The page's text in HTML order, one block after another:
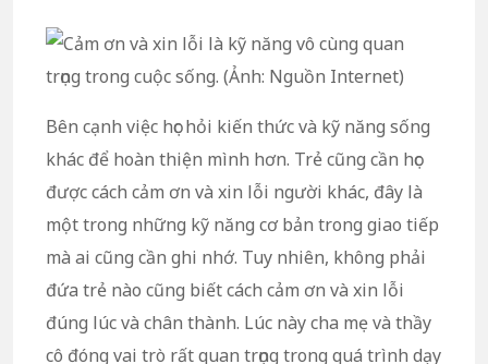
Bên cạnh việc học hỏi kiến thức và kỹ năng sống
khác để hoàn thiện mình hơn. Trẻ cũng cần học
được cách cảm ơn và xin lỗi người khác, đây là
một trong những kỹ năng cơ bản trong giao tiếp
mà ai cũng cần ghi nhớ. Tuy nhiên, không phải
đứa trẻ nào cũng biết cách cảm ơn và xin lỗi
đúng lúc và chân thành. Lúc này cha mẹ và thầy
cô đóng vai trò rất quan trọng trong quá trình dạy